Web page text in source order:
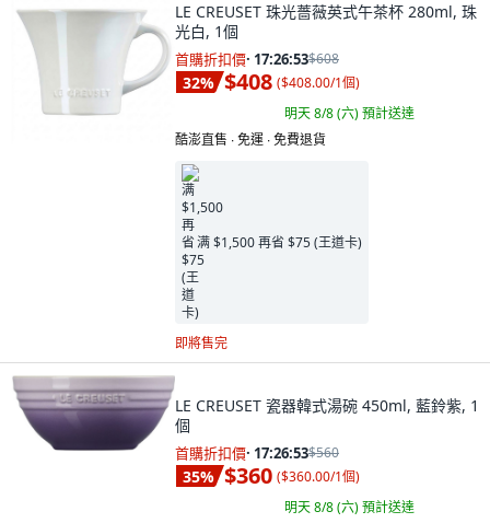
LE CREUSET 珠光薔薇英式午茶杯 280ml, 珠
光白, 1個
首購折扣價· 17:26:52$608
32% $408 ($408.00/1個)
明天 8/8 (六)預計送達
酷澎直售 ∙ 免運 ∙ 免費退貨
满 $1,500 再省 $75 (王道卡)
即將售完
LE CREUSET 瓷器韓式湯碗 450ml, 藍鈴紫, 1
個
首購折扣價· 17:26:52$560
35% $360 ($360.00/1個)
明天 8/8 (六)預計送達